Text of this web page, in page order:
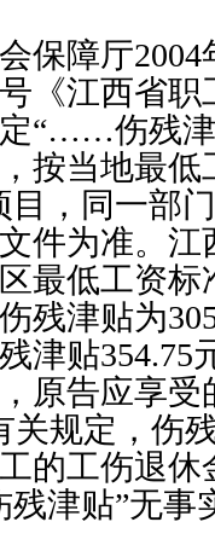
障厅2004
《江西省
“……伤残
按当地最低
，同一部
件为准。江
最低工资标
残津贴为
津贴354.75
原告应享受
关规定，伤
的工伤退
残津贴”无事